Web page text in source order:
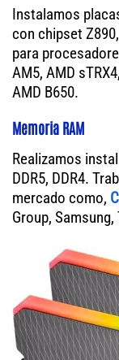
Instalamos
con chipset
para
AM5, AMD
AMD B650.
Memoria RAM
Realizamos
DDR5, DDR4.
mercado como,
Group,